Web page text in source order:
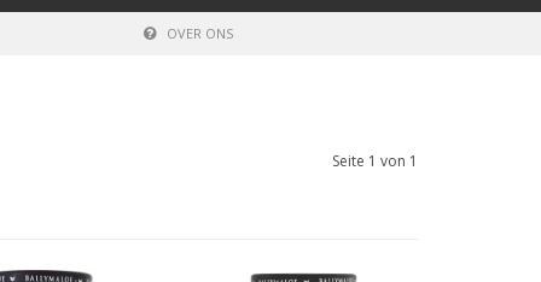
OVER ONS
Seite 1 von 1